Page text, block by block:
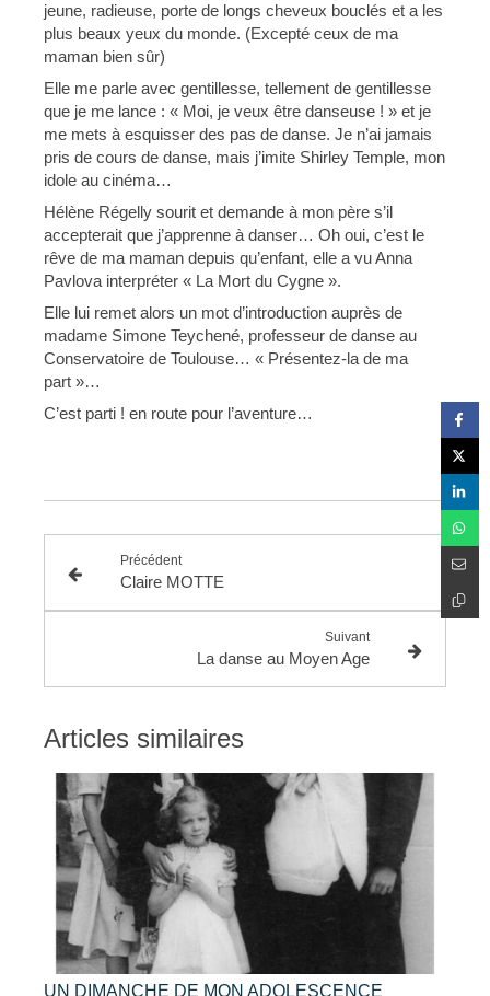
jeune, radieuse, porte de longs cheveux bouclés et a les
plus beaux yeux du monde. (Excepté ceux de ma
maman bien sûr)
Elle me parle avec gentillesse, tellement de gentillesse
que je me lance : « Moi, je veux être danseuse ! » et je
me mets à esquisser des pas de danse. Je n’ai jamais
pris de cours de danse, mais j’imite Shirley Temple, mon
idole au cinéma…
Hélène Régelly sourit et demande à mon père s’il
accepterait que j’apprenne à danser… Oh oui, c’est le
rêve de ma maman depuis qu’enfant, elle a vu Anna
Pavlova interpréter « La Mort du Cygne ».
Elle lui remet alors un mot d’introduction auprès de
madame Simone Teychené, professeur de danse au
Conservatoire de Toulouse… « Présentez-la de ma
part »…
C’est parti ! en route pour l’aventure…
Précédent
Claire MOTTE
Suivant
La danse au Moyen Age
Articles similaires
UN DIMANCHE DE MON ADOLESCENCE